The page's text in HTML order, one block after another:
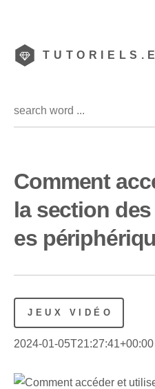
Comment
la section
es
JEUX VIDÉO
2024-01-05T21:27:41+00:00